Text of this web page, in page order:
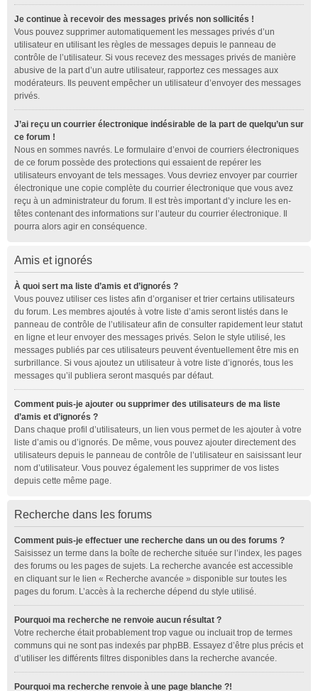
Je continue à recevoir des messages privés non sollicités !
Vous pouvez supprimer automatiquement les messages privés d’un
utilisateur en utilisant les règles de messages depuis le panneau de
contrôle de l’utilisateur. Si vous recevez des messages privés de manière
abusive de la part d’un autre utilisateur, rapportez ces messages aux
modérateurs. Ils peuvent empêcher un utilisateur d’envoyer des messages
privés.
J’ai reçu un courrier électronique indésirable de la part de quelqu’un sur
ce forum !
Nous en sommes navrés. Le formulaire d’envoi de courriers électroniques
de ce forum possède des protections qui essaient de repérer les
utilisateurs envoyant de tels messages. Vous devriez envoyer par courrier
électronique une copie complète du courrier électronique que vous avez
reçu à un administrateur du forum. Il est très important d’y inclure les en-
têtes contenant des informations sur l’auteur du courrier électronique. Il
pourra alors agir en conséquence.
Amis et ignorés
À quoi sert ma liste d’amis et d’ignorés ?
Vous pouvez utiliser ces listes afin d’organiser et trier certains utilisateurs
du forum. Les membres ajoutés à votre liste d’amis seront listés dans le
panneau de contrôle de l’utilisateur afin de consulter rapidement leur statut
en ligne et leur envoyer des messages privés. Selon le style utilisé, les
messages publiés par ces utilisateurs peuvent éventuellement être mis en
surbrillance. Si vous ajoutez un utilisateur à votre liste d’ignorés, tous les
messages qu’il publiera seront masqués par défaut.
Comment puis-je ajouter ou supprimer des utilisateurs de ma liste
d’amis et d’ignorés ?
Dans chaque profil d’utilisateurs, un lien vous permet de les ajouter à votre
liste d’amis ou d’ignorés. De même, vous pouvez ajouter directement des
utilisateurs depuis le panneau de contrôle de l’utilisateur en saisissant leur
nom d’utilisateur. Vous pouvez également les supprimer de vos listes
depuis cette même page.
Recherche dans les forums
Comment puis-je effectuer une recherche dans un ou des forums ?
Saisissez un terme dans la boîte de recherche située sur l’index, les pages
des forums ou les pages de sujets. La recherche avancée est accessible
en cliquant sur le lien « Recherche avancée » disponible sur toutes les
pages du forum. L’accès à la recherche dépend du style utilisé.
Pourquoi ma recherche ne renvoie aucun résultat ?
Votre recherche était probablement trop vague ou incluait trop de termes
communs qui ne sont pas indexés par phpBB. Essayez d’être plus précis et
d’utiliser les différents filtres disponibles dans la recherche avancée.
Pourquoi ma recherche renvoie à une page blanche ?!